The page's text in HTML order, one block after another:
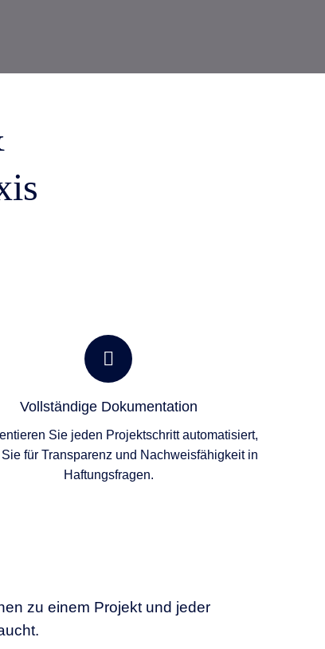
Vollständige Dokumentation
Sie jeden Projektschritt automatisiert,
für Transparenz und Nachweisfähigkeit in
Haftungsfragen.
zu einem Projekt und jeder